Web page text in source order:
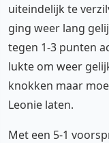
uiteindelijk te
ging weer lang
tegen 1-3 punten
lukte om weer
knokken maar
Leonie laten.
Met een 5-1